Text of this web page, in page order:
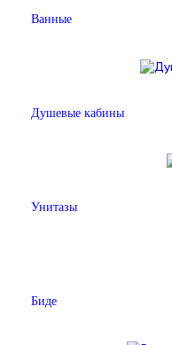
Ванные
Душевые кабины
Унитазы
Биде